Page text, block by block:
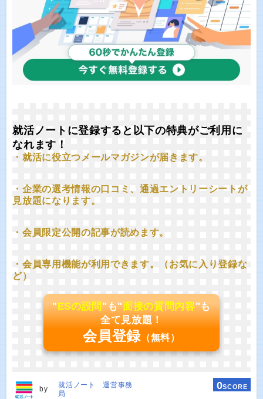
就活ノートに登録すると以下の特典がご利用に
なれます！
・就活に役立つメールマガジンが届きます。
・企業の選考情報の口コミ、通過エントリーシートが
見放題になります。
・会員限定公開の記事が読めます。
・会員専用機能が利用できます。（お気に入り登録な
ど）
"ESの設問"も"面接の質問内容"も
全て見放題！
会員登録 （無料）
by
就活ノート 運営事務
局
0SCORE